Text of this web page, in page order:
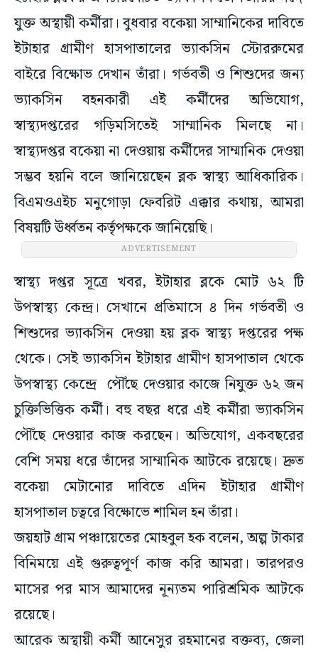
যুক্ত অস্থায়ী কর্মীরা। বুধবার বকেয়া সাম্মানিকের দাবিতে
ইটাহার গ্রামীণ হাসপাতালের ভ্যাকসিন স্টোররুমের
বাইরে বিক্ষোভ দেখান তাঁরা। গর্ভবতী ও শিশুদের জন্য
ভ্যাকসিন বহনকারী এই কর্মীদের অভিযোগ,
স্বাস্থ্যদপ্তরের গড়িমসিতেই সাম্মানিক মিলছে না।
স্বাস্থ্যদপ্তর বকেয়া না দেওয়ায় কর্মীদের সাম্মানিক দেওয়া
সম্ভব হয়নি বলে জানিয়েছেন ব্লক স্বাস্থ্য আধিকারিক।
বিএমওএইচ মনুগোড়া ফেবরিট এক্কার কথায়, আমরা
বিষয়টি ঊর্ধ্বতন কর্তৃপক্ষকে জানিয়েছি।
ADVERTISEMENT
স্বাস্থ্য দপ্তর সূত্রে খবর, ইটাহার ব্লকে মোট ৬২ টি
উপস্বাস্থ্য কেন্দ্র। সেখানে প্রতিমাসে ৪ দিন গর্ভবতী ও
শিশুদের ভ্যাকসিন দেওয়া হয় ব্লক স্বাস্থ্য দপ্তরের পক্ষ
থেকে। সেই ভ্যাকসিন ইটাহার গ্রামীণ হাসপাতাল থেকে
উপস্বাস্থ্য কেন্দ্রে পৌঁছে দেওয়ার কাজে নিযুক্ত ৬২ জন
চুক্তিভিত্তিক কর্মী। বহু বছর ধরে এই কর্মীরা ভ্যাকসিন
পৌঁছে দেওয়ার কাজ করছেন। অভিযোগ, একবছরের
বেশি সময় ধরে তাঁদের সাম্মানিক আটকে রয়েছে। দ্রুত
বকেয়া মেটানোর দাবিতে এদিন ইটাহার গ্রামীণ
হাসপাতাল চত্বরে বিক্ষোভে শামিল হন তাঁরা।
জয়হাট গ্রাম পঞ্চায়েতের মোহবুল হক বলেন, অল্প টাকার
বিনিময়ে এই গুরুত্বপূর্ণ কাজ করি আমরা। তারপরও
মাসের পর মাস আমাদের নূন্যতম পারিশ্রমিক আটকে
রয়েছে।
আরেক অস্থায়ী কর্মী আনেসুর রহমানের বক্তব্য, জেলা